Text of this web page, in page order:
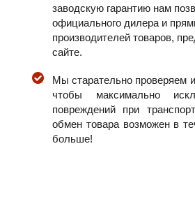
заводскую гарантию нам
официального дилера и
производителей товаров,
сайте.
Мы старательно проверяем
чтобы максимально
повреждений при
обмен товара возможен в
больше!